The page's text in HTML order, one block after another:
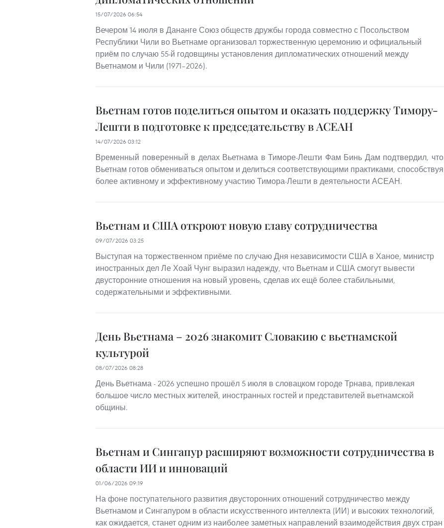
15/07/2026 06:54
Вечером 14 июля в Дананге Союз обществ дружбы города совместно с Посольством
Республики Чили во Вьетнаме организовал торжественную церемонию и официальный
приём по случаю 55-й годовщины установления дипломатических отношений между
Вьетнамом и Чили (1971–2026).
Вьетнам готов поделиться опытом и оказать поддержку Тимору-
Лешти в подготовке к председательству в АСЕАН
14/07/2026 03:12
Временный поверенный в делах Вьетнама в Тиморе-Лешти Фам Бинь Дам подтвердил, что
Вьетнам готов обмениваться опытом и делиться соответствующими практиками, способствуя
более активному и эффективному участию Тимора-Лешти в деятельности АСЕАН.
Вьетнам и США откроют новую главу сотрудничества
09/07/2026 03:25
Выступая на торжественном приёме по случаю Дня независимости США в Ханое, министр
иностранных дел Ле Хоай Чунг выразил надежду, что Вьетнам и США смогут вывести
двусторонние отношения на новый уровень, сделав их ещё более стабильными,
содержательными и эффективными.
День Вьетнама – 2026 знакомит Словакию с вьетнамской
культурой
08/07/2026 08:28
День Вьетнама - 2026 успешно прошёл 5 июля в словацком городе Трнава, привлекая
большое число местных жителей, иностранных гостей и представителей вьетнамской
общины.
Вьетнам и Сингапур расширяют возможности сотрудничества в
области ИИ и инноваций
01/06/2026 09:19
На фоне поступательного развития двусторонних отношений сотрудничество между
Вьетнамом и Сингапуром в области искусственного интеллекта (ИИ) и высоких технологий,
как ожидается, станет одним из наиболее заметных направлений взаимодействия двух стран